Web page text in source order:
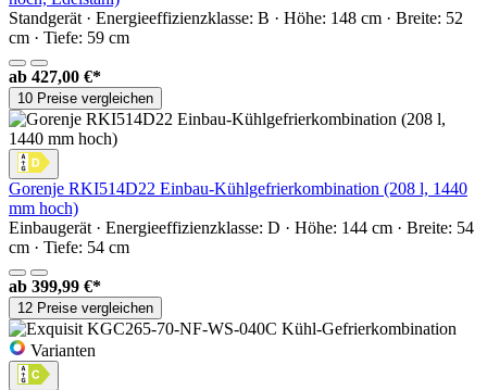
Standgerät · Energieeffizienzklasse: B · Höhe: 148 cm · Breite: 52
cm · Tiefe: 59 cm
ab 427,00 €*
10 Preise vergleichen
Gorenje RKI514D22 Einbau-Kühlgefrierkombination (208 l, 1440
mm hoch)
Einbaugerät · Energieeffizienzklasse: D · Höhe: 144 cm · Breite: 54
cm · Tiefe: 54 cm
ab 399,99 €*
12 Preise vergleichen
Varianten